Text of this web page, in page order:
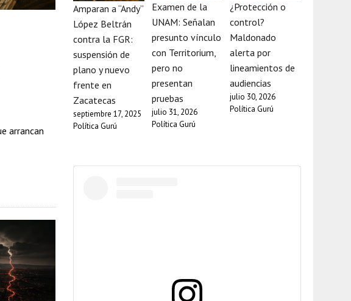
arrancan
Amparan a “Andy”
López Beltrán
contra la FGR:
suspensión de
plano y nuevo
frente en
Zacatecas
septiembre 17, 2025
Política Gurú
Examen de la
UNAM: Señalan
presunto vínculo
con Territorium,
pero no
presentan
pruebas
julio 31, 2026
Política Gurú
¿Protección o
control?
Maldonado
alerta por
lineamientos de
audiencias
julio 30, 2026
Política Gurú